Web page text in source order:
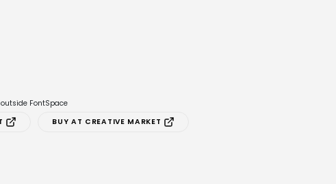
FontSpace
BUY AT CREATIVE MARKET